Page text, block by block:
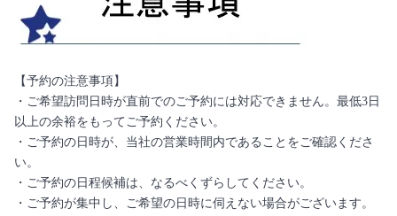
【予約の注意事項】
・ご希望訪問日時が直前でのご予約には対応できません。最低3日
以上の余裕をもってご予約ください。
・ご予約の日時が、当社の営業時間内であることをご確認くださ
い。
・ご予約の日程候補は、なるべくずらしてください。
・ご予約が集中し、ご希望の日時に伺えない場合がございます。